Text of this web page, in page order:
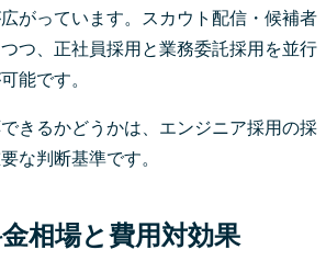
がっています。スカウト配信・候補者
つ、正社員採用と業務委託採用を並行
能です。
きるかどうかは、エンジニア採用の採
な判断基準です。
相場と費用対効果